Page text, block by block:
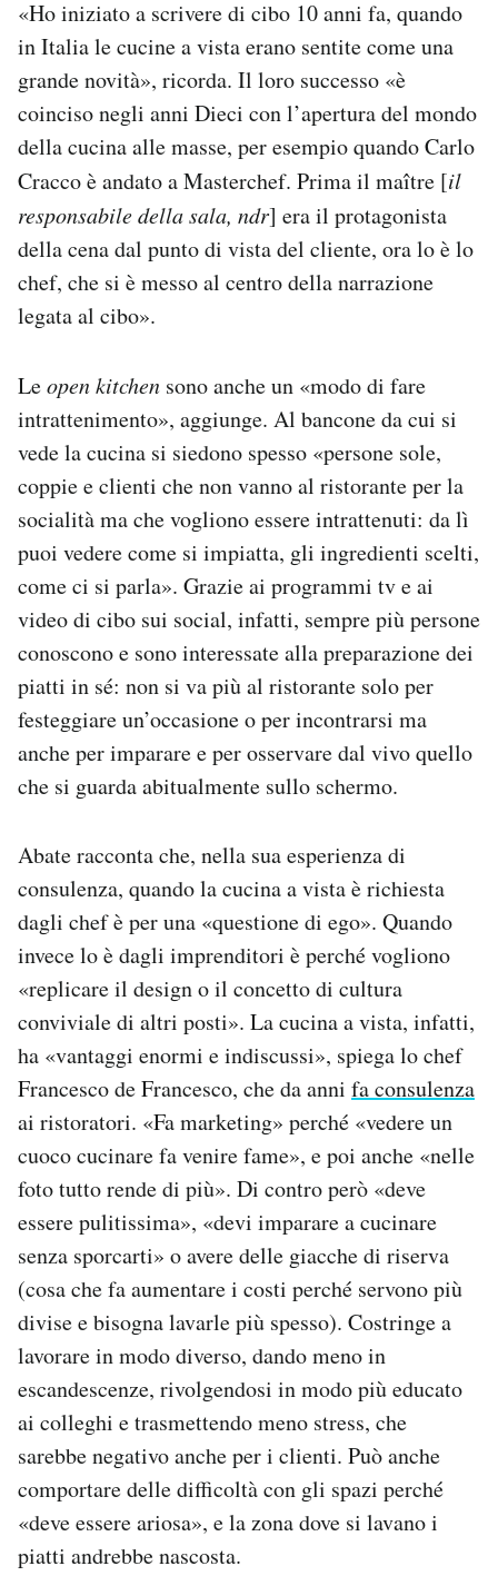
«Ho iniziato a scrivere di cibo 10 anni fa, quando
in Italia le cucine a vista erano sentite come una
grande novità», ricorda. Il loro successo «è
coinciso negli anni Dieci con l’apertura del mondo
della cucina alle masse, per esempio quando Carlo
Cracco è andato a Masterchef. Prima il maître [il
responsabile della sala, ndr] era il protagonista
della cena dal punto di vista del cliente, ora lo è lo
chef, che si è messo al centro della narrazione
legata al cibo».
Leopen kitchen sono anche un «modo di fare
intrattenimento», aggiunge. Al bancone da cui si
vede la cucina si siedono spesso «persone sole,
coppie e clienti che non vanno al ristorante per la
socialità ma che vogliono essere intrattenuti: da lì
puoi vedere come si impiatta, gli ingredienti scelti,
come ci si parla». Grazie ai programmi tv e ai
video di cibo sui social, infatti, sempre più persone
conoscono e sono interessate alla preparazione dei
piatti in sé: non si va più al ristorante solo per
festeggiare un’occasione o per incontrarsi ma
anche per imparare e per osservare dal vivo quello
che si guarda abitualmente sullo schermo.
Abate racconta che, nella sua esperienza di
consulenza, quando la cucina a vista è richiesta
dagli chef è per una «questione di ego». Quando
invece lo è dagli imprenditori è perché vogliono
«replicare il design o il concetto di cultura
conviviale di altri posti». La cucina a vista, infatti,
ha «vantaggi enormi e indiscussi», spiega lo chef
Francesco de Francesco, che da anni fa consulenza
ai ristoratori. «Fa marketing» perché «vedere un
cuoco cucinare fa venire fame», e poi anche «nelle
foto tutto rende di più». Di contro però «deve
essere pulitissima», «devi imparare a cucinare
senza sporcarti» o avere delle giacche di riserva
(cosa che fa aumentare i costi perché servono più
divise e bisogna lavarle più spesso). Costringe a
lavorare in modo diverso, dando meno in
escandescenze, rivolgendosi in modo più educato
ai colleghi e trasmettendo meno stress, che
sarebbe negativo anche per i clienti. Può anche
comportare delle difficoltà con gli spazi perché
«deve essere ariosa», e la zona dove si lavano i
piatti andrebbe nascosta.